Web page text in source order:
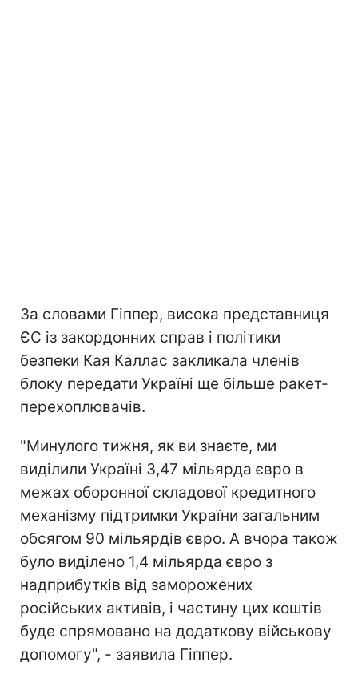
За словами Гіппер, висока представниця
ЄС із закордонних справ і політики
безпеки Кая Каллас закликала членів
блоку передати Україні ще більше ракет-
перехоплювачів.
"Минулого тижня, як ви знаєте, ми
виділили Україні 3,47 мільярда євро в
межах оборонної складової кредитного
механізму підтримки України загальним
обсягом 90 мільярдів євро. А вчора також
було виділено 1,4 мільярда євро з
надприбутків від заморожених
російських активів, і частину цих коштів
буде спрямовано на додаткову військову
допомогу", - заявила Гіппер.